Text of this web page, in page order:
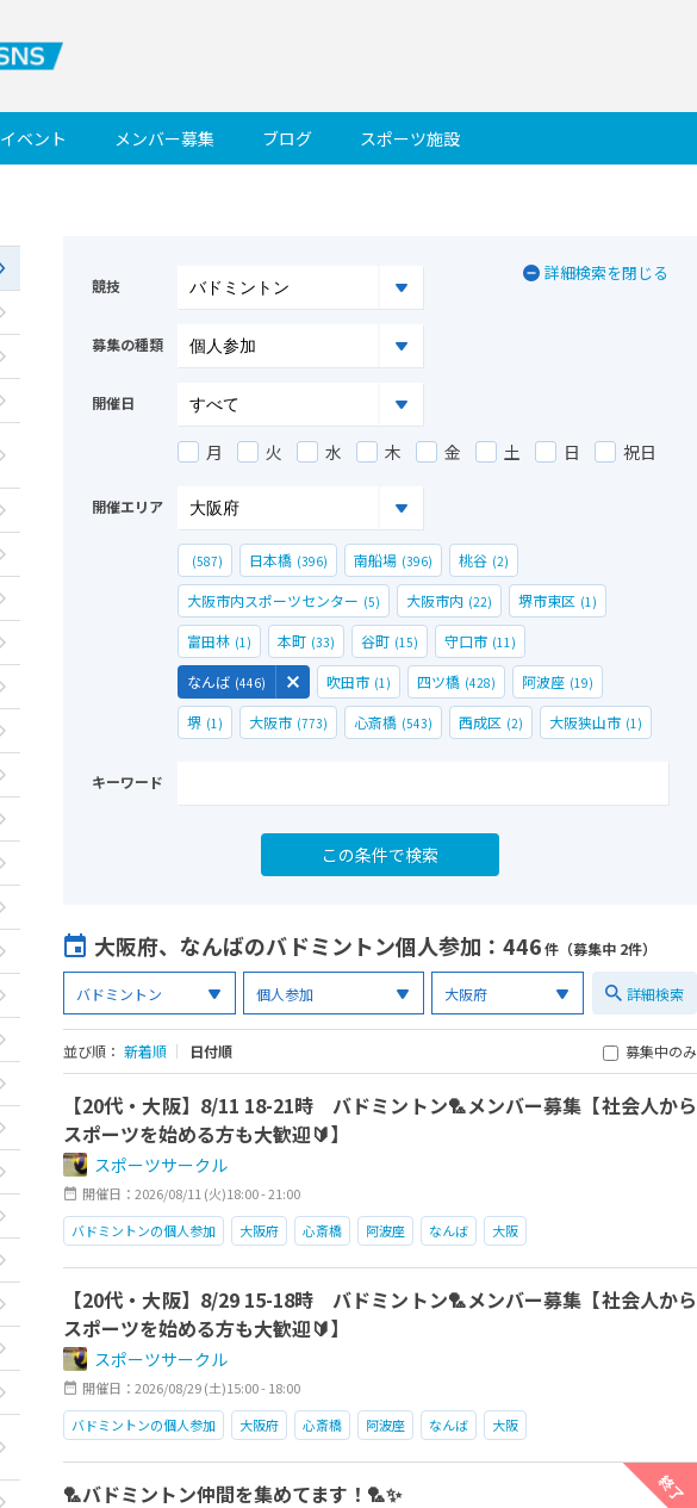
イベント メンバー募集 ブログ スポーツ施設
詳細検索を閉じる
競技
募集の種類
開催日
月 火 水 木 金 土 日 祝日
開催エリア
(587) 日本橋 (396) 南船場 (396) 桃谷 (2)
大阪市内スポーツセンター (5) 大阪市内 (22) 堺市東区 (1)
富田林 (1) 本町 (33) 谷町 (15) 守口市 (11)
なんば (446) 吹田市 (1) 四ツ橋 (428) 阿波座 (19)
堺 (1) 大阪市 (773) 心斎橋 (543) 西成区 (2) 大阪狭山市 (1)
キーワード
大阪府、なんばのバドミントン個人参加 ：446件（募集中 2件）
詳細検索
並び順： 新着順 ｜ 日付順 募集中のみ
【20代・大阪】8/11 18-21時 バドミントン🏸メンバー募集【社会人から
スポーツを始める方も大歓迎🔰】
スポーツサークル
開催日：2026/08/11 (火)18:00 - 21:00
バドミントンの個人参加
大阪府 心斎橋 阿波座 なんば
大阪
バドミントン
男女混合 初心者歓迎 経験者歓迎 社会人 男性 女性
【20代・大阪】8/29 15-18時 バドミントン🏸メンバー募集【社会人から
スポーツを始める方も大歓迎🔰】
スポーツサークル
開催日：2026/08/29 (土)15:00 - 18:00
バドミントンの個人参加
大阪府 心斎橋 阿波座 なんば
大阪
バドミントン
男女混合 初心者歓迎 経験者歓迎 社会人 男性 女性
🏸バドミントン仲間を集めてます！🏸✨ 終了